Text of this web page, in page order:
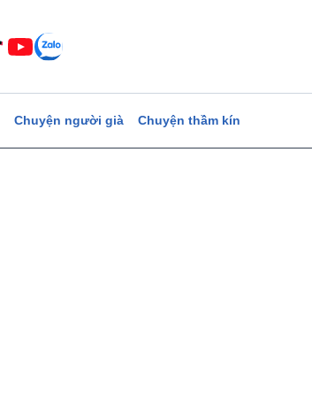
Chuyện người già Chuyện thầm kín